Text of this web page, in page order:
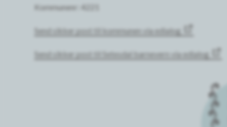
Kommunenr: 4221
Send sikker post til kommunen via edialog
Send sikker post til Setesdal barnevern via edialog